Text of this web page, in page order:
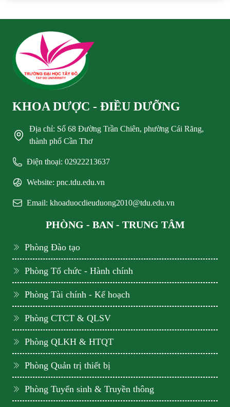
KHOA DƯỢC - ĐIỀU DƯỠNG
Địa chỉ: Số 68 Đường Trần Chiên, phường Cái Răng,
thành phố Cần Thơ
Điện thoại: 02922213637
Website: pnc.tdu.edu.vn
Email: khoaduocdieuduong2010@tdu.edu.vn
PHÒNG - BAN - TRUNG TÂM
Phòng Đào tạo
Phòng Tổ chức - Hành chính
Phòng Tài chính - Kế hoạch
Phòng CTCT & QLSV
Phòng QLKH & HTQT
Phòng Quản trị thiết bị
Phòng Tuyển sinh & Truyền thông